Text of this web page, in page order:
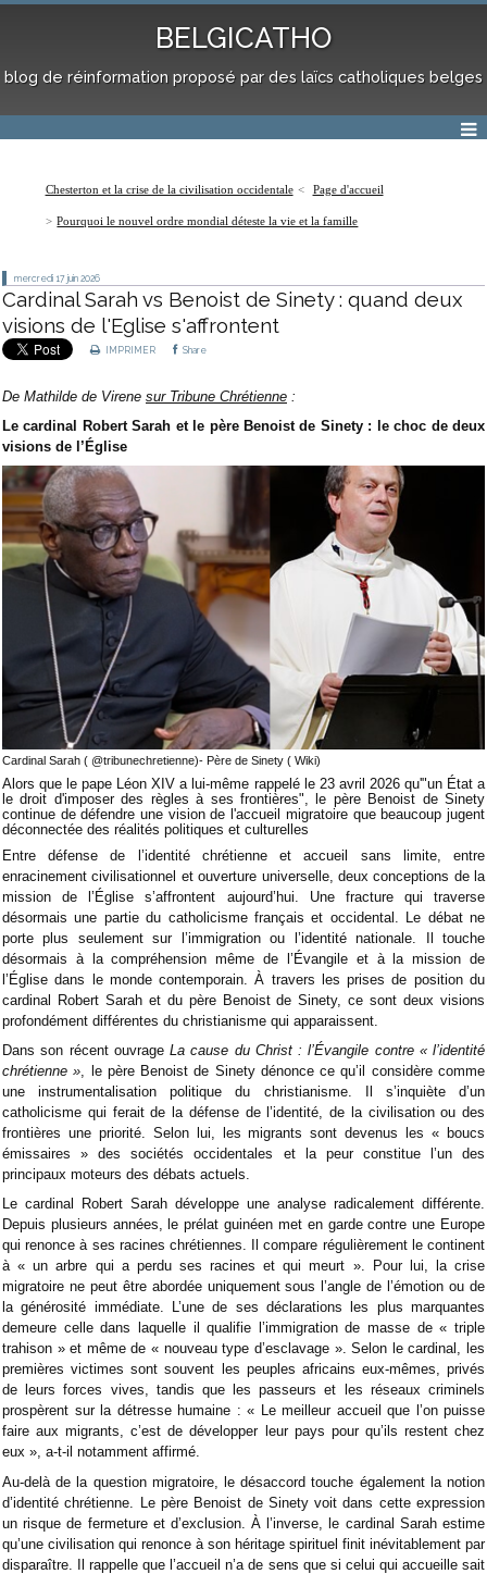
BELGICATHO
blog de réinformation proposé par des laïcs catholiques belges
Chesterton et la crise de la civilisation occidentale Page d'accueil
Pourquoi le nouvel ordre mondial déteste la vie et la famille
mercredi 17 juin 2026
Cardinal Sarah vs Benoist de Sinety : quand deux
visions de l'Eglise s'affrontent
IMPRIMER Share
De Mathilde de Virene sur Tribune Chrétienne :
Le cardinal Robert Sarah et le père Benoist de Sinety : le choc de deux
visions de l’Église
Cardinal Sarah ( @tribunechretienne)- Père de Sinety ( Wiki)
Alors que le pape Léon XIV a lui-même rappelé le 23 avril 2026 qu'"un État a
le droit d'imposer des règles à ses frontières", le père Benoist de Sinety
continue de défendre une vision de l'accueil migratoire que beaucoup jugent
déconnectée des réalités politiques et culturelles
Entre défense de l’identité chrétienne et accueil sans limite, entre
enracinement civilisationnel et ouverture universelle, deux conceptions de la
mission de l’Église s’affrontent aujourd’hui. Une fracture qui traverse
désormais une partie du catholicisme français et occidental. Le débat ne
porte plus seulement sur l’immigration ou l’identité nationale. Il touche
désormais à la compréhension même de l’Évangile et à la mission de
l’Église dans le monde contemporain. À travers les prises de position du
cardinal Robert Sarah et du père Benoist de Sinety, ce sont deux visions
profondément différentes du christianisme qui apparaissent.
Dans son récent ouvrage La cause du Christ : l’Évangile contre « l’identité
chrétienne », le père Benoist de Sinety dénonce ce qu’il considère comme
une instrumentalisation politique du christianisme. Il s’inquiète d’un
catholicisme qui ferait de la défense de l’identité, de la civilisation ou des
frontières une priorité. Selon lui, les migrants sont devenus les « boucs
émissaires » des sociétés occidentales et la peur constitue l’un des
principaux moteurs des débats actuels.
Le cardinal Robert Sarah développe une analyse radicalement différente.
Depuis plusieurs années, le prélat guinéen met en garde contre une Europe
qui renonce à ses racines chrétiennes. Il compare régulièrement le continent
à « un arbre qui a perdu ses racines et qui meurt ». Pour lui, la crise
migratoire ne peut être abordée uniquement sous l’angle de l’émotion ou de
la générosité immédiate. L’une de ses déclarations les plus marquantes
demeure celle dans laquelle il qualifie l’immigration de masse de « triple
trahison » et même de « nouveau type d’esclavage ». Selon le cardinal, les
premières victimes sont souvent les peuples africains eux-mêmes, privés
de leurs forces vives, tandis que les passeurs et les réseaux criminels
prospèrent sur la détresse humaine : « Le meilleur accueil que l’on puisse
faire aux migrants, c’est de développer leur pays pour qu’ils restent chez
eux », a-t-il notamment affirmé.
Au-delà de la question migratoire, le désaccord touche également la notion
d’identité chrétienne. Le père Benoist de Sinety voit dans cette expression
un risque de fermeture et d’exclusion. À l’inverse, le cardinal Sarah estime
qu’une civilisation qui renonce à son héritage spirituel finit inévitablement par
disparaître. Il rappelle que l’accueil n’a de sens que si celui qui accueille sait